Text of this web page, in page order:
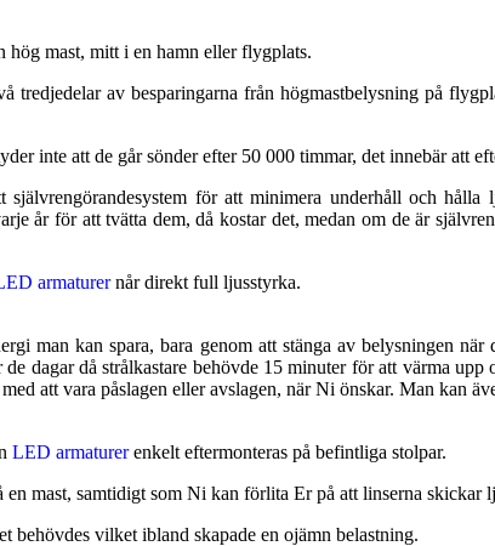
hög mast, mitt i en hamn eller flygplats.
tredjedelar av besparingarna från högmastbelysning på
inte att de går sönder efter 50 000 timmar, det innebär att
för att minimera underhåll och hålla
år för att tvätta dem, då kostar det, medan om de är
armaturernår direkt full ljusstyrka.
man kan spara, bara genom att stänga av belysningen
dagar då strålkastare behövde 15 minuter för att värma
att vara påslagen eller avslagen, när Ni önskar. Man kan
LED armaturerenkelt eftermonteras på befintliga stolpar.
mast, samtidigt som Ni kan förlita Er på att linserna skickar
behövdes vilket ibland skapade en ojämn belastning.